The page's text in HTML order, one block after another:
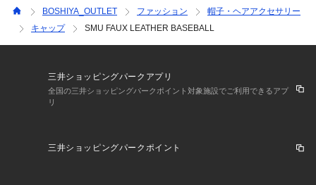
BOSHIYA_OUTLET ファッション
帽子・ヘアアクセサリー
キャップ
SMU FAUX LEATHER BASEBALL
三井ショッピングパークアプリ
全国の三井ショッピングパークポイント対象施設でご利用できるアプ
リ
三井ショッピングパークポイント